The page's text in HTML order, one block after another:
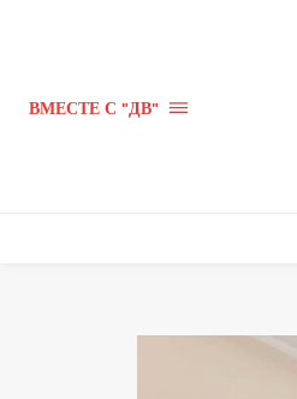
ВМЕСТЕ С "ДВ"